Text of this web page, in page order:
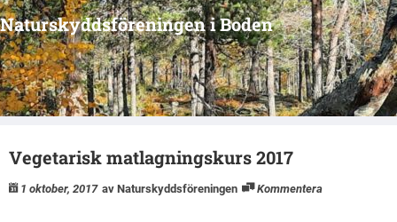
Kontakta oss
Program
Årsmöte
Skogsgruppen Boden
Naturskyddsföreningen i Boden
Vegetarisk matlagningskurs 2017
1 oktober, 2017 av Naturskyddsföreningen Kommentera